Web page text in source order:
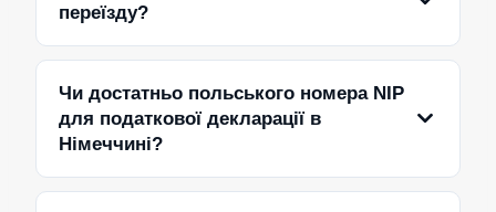
переїзду?
Чи достатньо польського номера NIP
для податкової декларації в
Німеччині?